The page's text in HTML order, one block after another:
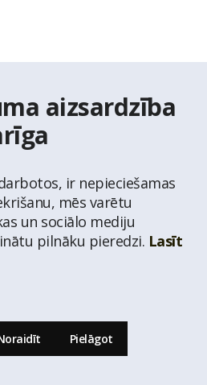
aizsardzība
ir nepieciešamas
mēs varētu
un sociālo mediju
pilnāku pieredzi. Lasīt
Pielāgot